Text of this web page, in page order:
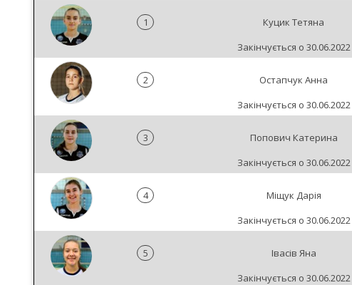
1
Куцик Тетяна
Закінчується о 30.06.2022
2
Остапчук Анна
Закінчується о 30.06.2022
3
Попович Катерина
Закінчується о 30.06.2022
4
Міщук Дарія
Закінчується о 30.06.2022
5
Івасів Яна
Закінчується о 30.06.2022